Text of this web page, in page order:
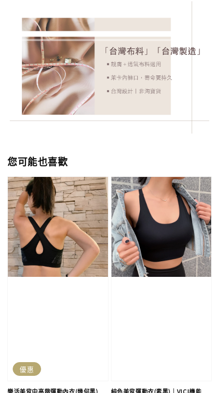
您可能也喜歡
優惠
樂活美背中高階運動內衣(幾何黑)
純色美背運動衣(素黑)｜VICI機能